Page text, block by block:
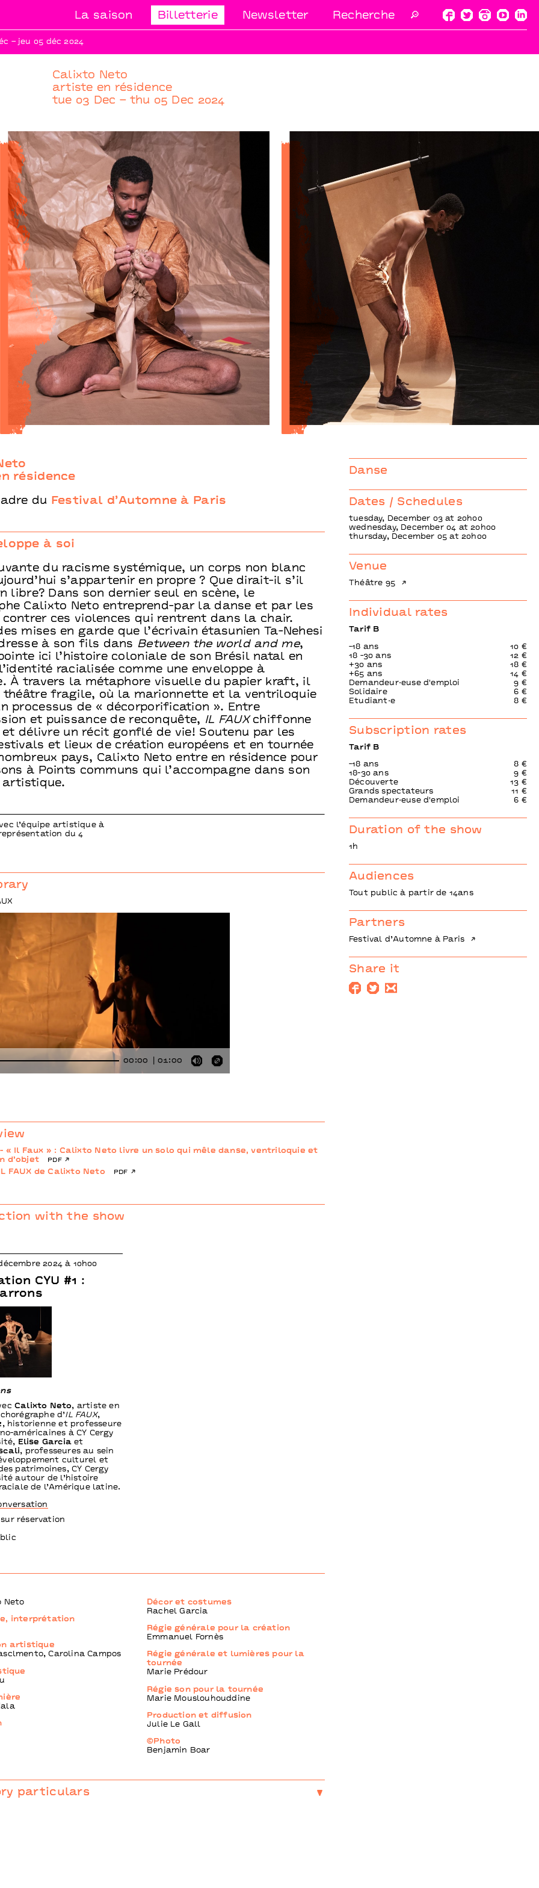
La saison Billetterie Newsletter 🔎
– jeu 05 déc 2024
Calixto Neto
artiste en résidence
tue 03 Dec – thu 05 Dec 2024
résidence
du Festival d’Automne à Paris
à soi
du racisme systémique, un corps non blanc
s’appartenir en propre ? Que dirait-il s’il
libre? Dans son dernier seul en scène, le
Calixto Neto entreprend-par la danse et par les
ces violences qui rentrent dans la chair.
mises en garde que l’écrivain étasunien Ta-Nehesi
à son fils dans Between the world and me,
ici l’histoire coloniale de son Brésil natal en
racialisée comme une enveloppe à
À travers la métaphore visuelle du papier kraft, il
théâtre fragile, où la marionnette et la ventriloquie
processus de « décorporification ». Entre
et puissance de reconquête, IL FAUXchiffonne
et délivre un récit gonflé de vie! Soutenu par les
et lieux de création européens et en tournée
pays, Calixto Neto entre en résidence pour
à Points communs qui l’accompagne dans son
artistique.
l’équipe artistique à
du 4
00:00 01:00
MuteEnter
- « Il Faux » : Calixto Neto livre un solo qui mêle danse, ventriloquie et
d’objet
pdf
FAUX de Calixto Neto
pdf
with the show
2024 à 10h00
CYU #1 :
Calixto Neto, artiste en
d’IL FAUX,
, historienne et professeure
américaines à CY Cergy
Elise Garcia et
, professeures au sein
culturel et
patrimoines, CY Cergy
autour de l’histoire
de l’Amérique latine.
réservation
Neto
interprétation
artistique
Carolina Campos
Décor et costumes
Rachel Garcia
Régie générale pour la création
Emmanuel Fornès
Régie générale et lumières pour la
tournée
Marie Prédour
Régie son pour la tournée
Marie Mouslouhouddine
Production et diffusion
Julie Le Gall
©Photo
Benjamin Boar
particulars
Danse
Dates / Schedules
tuesday, December 03 at 20h00
wednesday, December 04 at 20h00
thursday, December 05 at 20h00
Venue
Théâtre 95
Individual rates
Tarif B
-18 ans
10 €
18 -30 ans
12 €
+30 ans
18 €
+65 ans
14 €
Demandeur⋅euse d'emploi
9 €
Solidaire
6 €
Etudiant⋅e
8 €
Subscription rates
Tarif B
-18 ans
8 €
18-30 ans
9 €
Découverte
13 €
Grands spectateurs
11 €
Demandeur⋅euse d'emploi
6 €
Duration of the show
1h
Audiences
Tout public à partir de 14ans
Partners
Festival d’Automne à Paris
Share it